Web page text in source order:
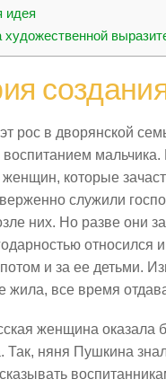
идея
художественной
рос в дворянской
женщин, которые
служили
них. Но разве они
относился
и за ее детьми.
жила, все время
женщина оказала
Так, няня Пушкина